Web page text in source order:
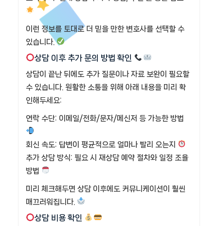
이런 정보를 토대로 더 믿을 만한 변호사를 선택할 수
있습니다.
상담 이후 추가 문의 방법 확인
상담이 끝난 뒤에도 추가 질문이나 자료 보완이 필요할
수 있습니다. 원활한 소통을 위해 아래 내용을 미리 확
인해두세요:
연락 수단: 이메일/전화/문자/메신저 등 가능한 방법
회신 속도: 답변이 평균적으로 얼마나 빨리 오는지
추가 상담 방식: 필요 시 재상담 예약 절차와 일정 조율
방법
미리 체크해두면 상담 이후에도 커뮤니케이션이 훨씬
매끄러워집니다.
상담 비용 확인